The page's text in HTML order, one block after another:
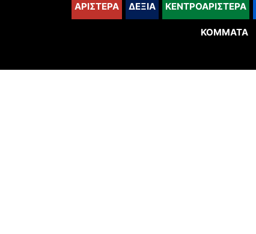
ΑΡΙΣΤΕΡΑ ΔΕΞΙΑ ΚΕΝΤΡΟΑΡΙΣΤΕΡΑ
ΚΌΜΜΑΤΑ